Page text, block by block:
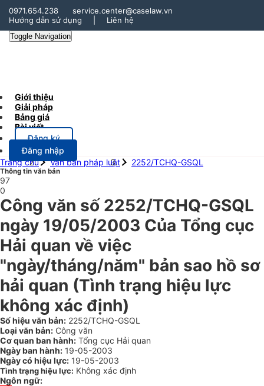
0971.654.238
service.center@caselaw.vn
Hướng dẫn sử dụng
Liên hệ
Toggle Navigation
Giới thiệu
Giải pháp
Bảng giá
Bài viết
Đăng ký
Đăng nhập
Trang chủ
Văn bản pháp luật 2252/TCHQ-GSQL
Thông tin văn bản
97
0
Công văn số 2252/TCHQ-GSQL
ngày 19/05/2003 Của Tổng cục
Hải quan về việc
"ngày/tháng/năm" bản sao hồ sơ
hải quan (Tình trạng hiệu lực
không xác định)
Số hiệu văn bản: 2252/TCHQ-GSQL
Loại văn bản: Công văn
Cơ quan ban hành: Tổng cục Hải quan
Ngày ban hành: 19-05-2003
Ngày có hiệu lực: 19-05-2003
Tình trạng hiệu lực: Không xác định
Ngôn ngữ: